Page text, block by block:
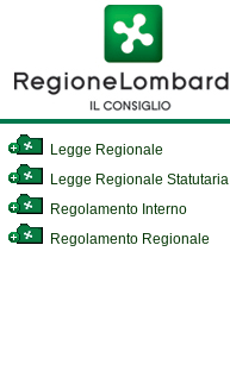
Legge Regionale
Legge Regionale Statutaria
Regolamento Interno
Regolamento Regionale